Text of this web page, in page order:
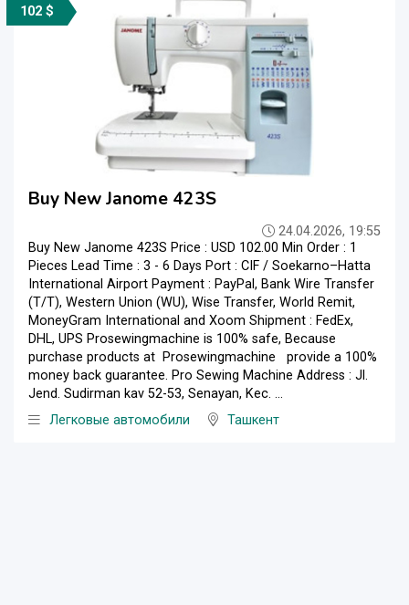
102 $
Buy New Janome 423S
24.04.2026, 19:55
Buy New Janome 423S Price : USD 102.00 Min Order : 1
Pieces Lead Time : 3 - 6 Days Port : CIF / Soekarno–Hatta
International Airport Payment : PayPal, Bank Wire Transfer
(T/T), Western Union (WU), Wise Transfer, World Remit,
MoneyGram International and Xoom Shipment : FedEx,
DHL, UPS Prosewingmachine is 100% safe, Because
purchase products at Prosewingmachine provide a 100%
money back guarantee. Pro Sewing Machine Address : Jl.
Jend. Sudirman kav 52-53, Senayan, Kec. ...
Легковые автомобили
Ташкент